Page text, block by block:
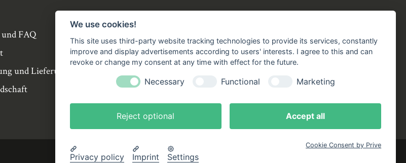
FAQ
und Lieferung
Buchgemeinschaft
Genossenschaft
Büchergilde online
Stellenangebote
FacebookInstagramYouTubeTikTok
Zustellung durch:
We use cookies!
This site uses third-party website tracking technologies to provide its services, constantly
improve and display advertisements according to users' interests. I agree to this and can
revoke or change my consent at any time with effect for the future.
Necessary Functional Marketing
Reject optional Accept all
Privacy policy Imprint Settings
Cookie Consent by Prive